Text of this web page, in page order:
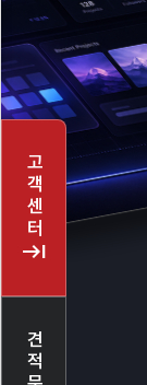
고객센터
keyboard_tab